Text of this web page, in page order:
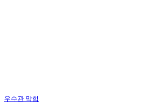
우수관 막힘